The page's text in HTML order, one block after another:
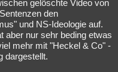
gelöschte Video von
den
und NS-Ideologie auf.
aber nur sehr beding etwas
mehr mit "Heckel & Co" -
dargestellt.